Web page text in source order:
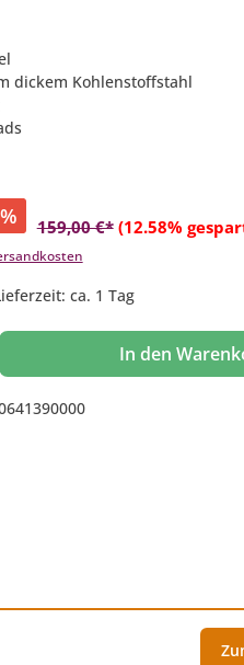
dickem Kohlenstoffstahl
% 159,00 €* (12.58%
ca. 1 Tag
gewünschten Wert ein oder
In den